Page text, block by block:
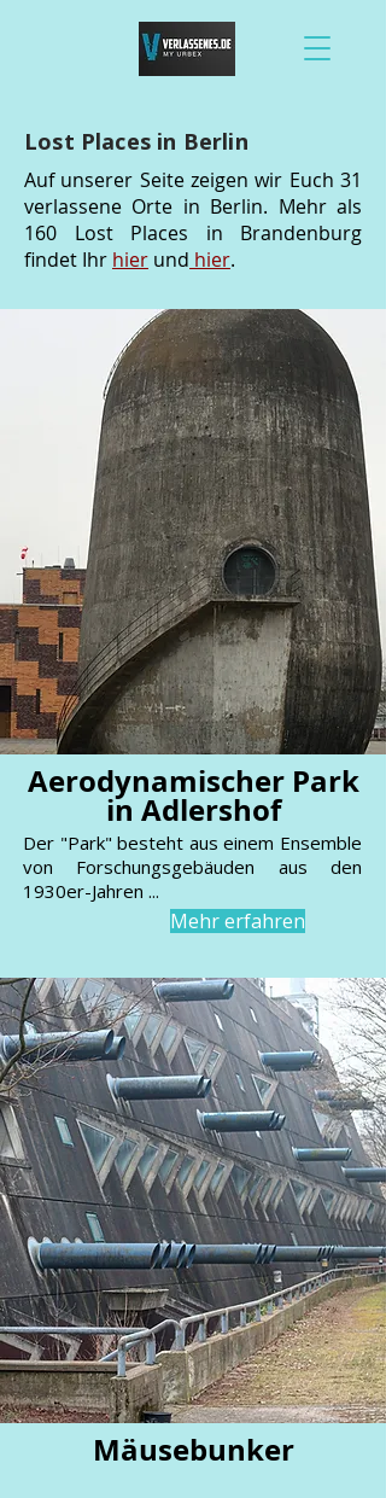
Lost Places in Berlin
Auf unserer Seite zeigen wir Euch 31
verlassene Orte in Berlin. Mehr als
160 Lost Places in Brandenburg
findet Ihr hier und hier.
Aerodynamischer Park
in Adlershof
Der "Park" besteht aus einem Ensemble
von Forschungsgebäuden aus den
1930er-Jahren ...
Mehr erfahren
Mäusebunker